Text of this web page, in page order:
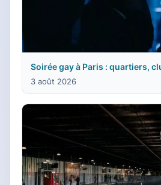
Soirée gay à Paris : quartiers,
3 août 2026